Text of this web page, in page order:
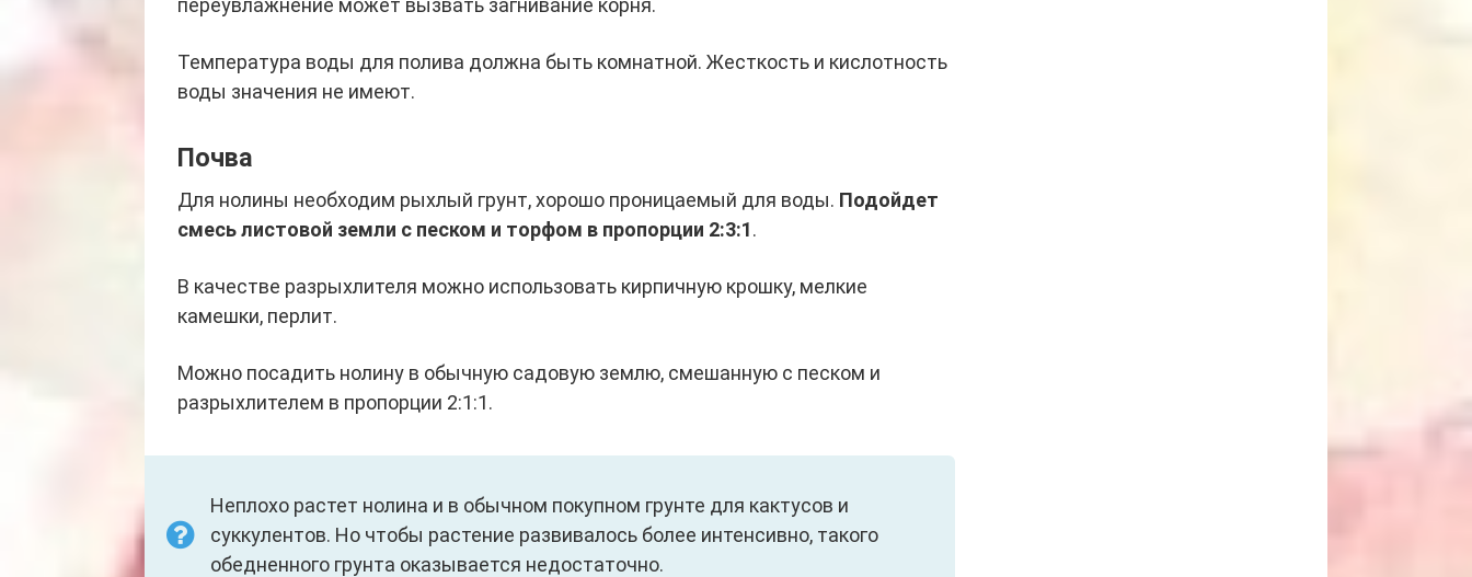
переувлажнение может вызвать загнивание корня.
Температура воды для полива должна быть комнатной. Жесткость и кислотность
воды значения не имеют.
Почва
Для нолины необходим рыхлый грунт, хорошо проницаемый для воды. Подойдет
смесь листовой земли с песком и торфом в пропорции 2:3:1.
В качестве разрыхлителя можно использовать кирпичную крошку, мелкие
камешки, перлит.
Можно посадить нолину в обычную садовую землю, смешанную с песком и
разрыхлителем в пропорции 2:1:1.
Неплохо растет нолина и в обычном покупном грунте для кактусов и
суккулентов. Но чтобы растение развивалось более интенсивно, такого
обедненного грунта оказывается недостаточно.